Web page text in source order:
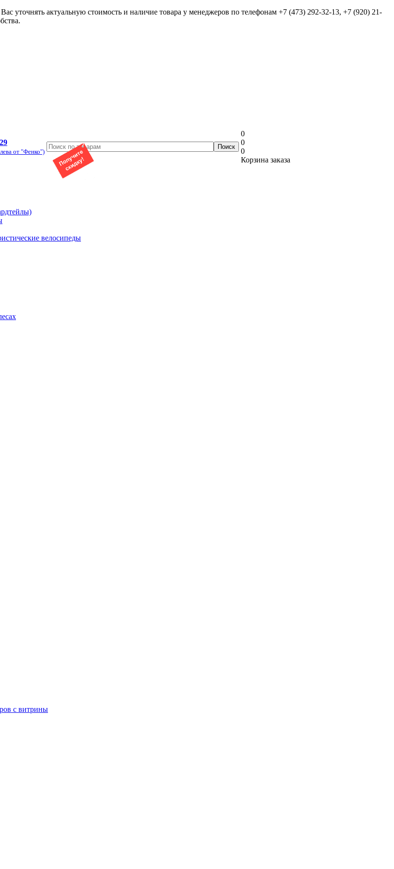
уточнять актуальную стоимость и наличие товара у менеджеров по телефонам +7 (473) 292-32-13, +7 (920) 21-
от "Фенко")
0
0
0
Корзина заказа
велосипеды
с витрины